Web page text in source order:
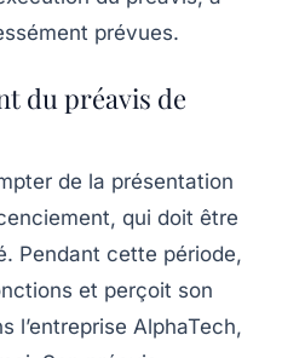
prévues.
du préavis de
de la présentation
qui doit être
Pendant cette période,
et perçoit son
l’entreprise AlphaTech,